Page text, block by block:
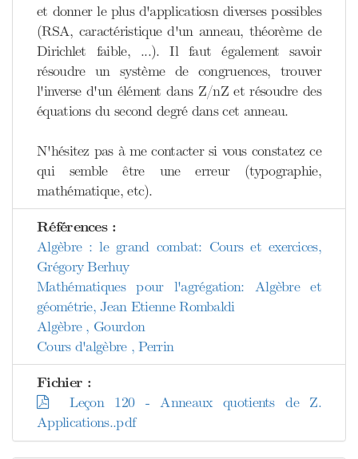
et donner le plus d'applicatiosn diverses possibles
(RSA, caractéristique d'un anneau, théorème de
Dirichlet faible, ...). Il faut également savoir
résoudre un système de congruences, trouver
l'inverse d'un élément dans Z/nZ et résoudre des
équations du second degré dans cet anneau.
N'hésitez pas à me contacter si vous constatez ce
qui semble être une erreur (typographie,
mathématique, etc).
Références :
Algèbre : le grand combat: Cours et exercices,
Grégory Berhuy
Mathématiques pour l'agrégation: Algèbre et
géométrie, Jean Etienne Rombaldi
Algèbre , Gourdon
Cours d'algèbre , Perrin
Fichier :
Leçon 120 - Anneaux quotients de Z.
Applications..pdf